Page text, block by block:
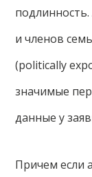
и членов
(politically
значимые
данные у
Причем если